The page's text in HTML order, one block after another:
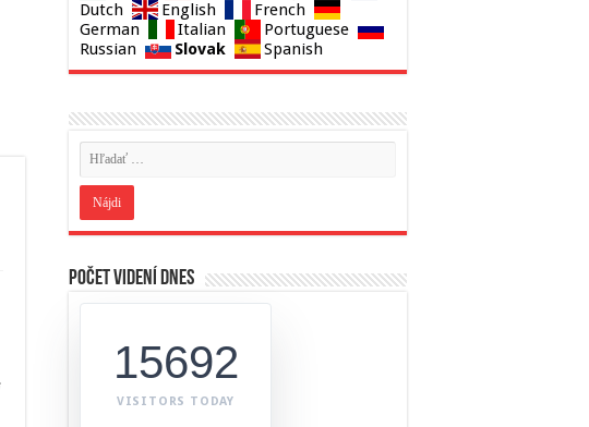
Dutch
English
French
German
Italian
Portuguese
Russian
Slovak Spanish
Počet videní dnes
15692
VISITORS TODAY